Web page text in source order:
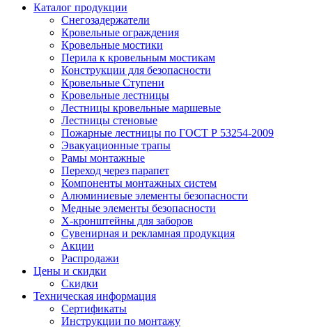
Каталог продукции
Снегозадержатели
Кровельные ограждения
Кровельные мостики
Перила к кровельным мостикам
Конструкции для безопасности
Кровельные Ступени
Кровельные лестницы
Лестницы кровельные маршевые
Лестницы стеновые
Пожарные лестницы по ГОСТ Р 53254-2009
Эвакуационные трапы
Рамы монтажные
Переход через парапет
Компоненты монтажных систем
Алюминиевые элементы безопасности
Медные элементы безопасности
X-кронштейны для заборов
Сувенирная и рекламная продукция
Акции
Распродажи
Цены и скидки
Скидки
Техническая информация
Сертификаты
Инструкции по монтажу